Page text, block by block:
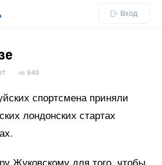
Вход
640
спортсмена приняли
лондонских стартах